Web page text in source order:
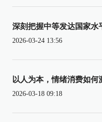
深刻把握中等发达国家水
2026-03-24 13:56
以人为本，情绪消费如何
2026-03-18 09:18